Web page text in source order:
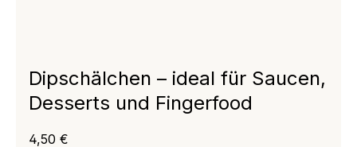
Dipschälchen – ideal für Saucen,
Desserts und Fingerfood
Regulärer Preis:
4,50 €